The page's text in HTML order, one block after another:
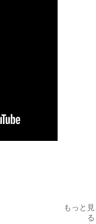
もっと見
る